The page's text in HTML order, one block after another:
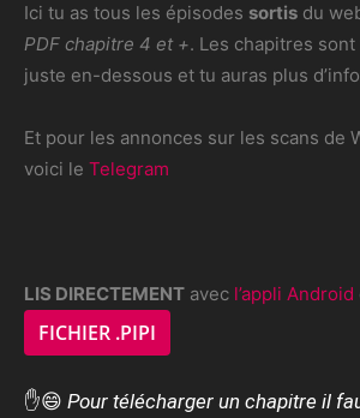
Ici tu as tous les épisodes sortis du
PDF chapitre 4 et +. Les chapitres
juste en-dessous et tu auras plus
Et pour les annonces sur les scans de
voici le Telegram
LIS DIRECTEMENT avec l’appli Android
FICHIER .PIPI
✋😄 Pour télécharger un chapitre il